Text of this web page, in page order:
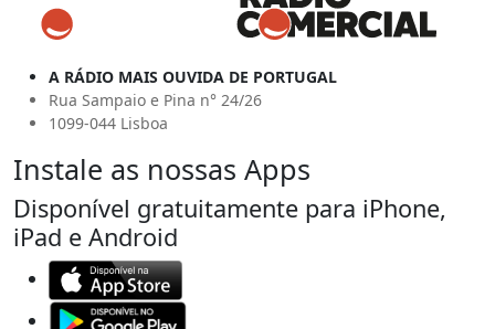
A RÁDIO MAIS OUVIDA DE PORTUGAL
Rua Sampaio e Pina n° 24/26
1099-044 Lisboa
Instale as nossas Apps
Disponível gratuitamente para iPhone,
iPad e Android